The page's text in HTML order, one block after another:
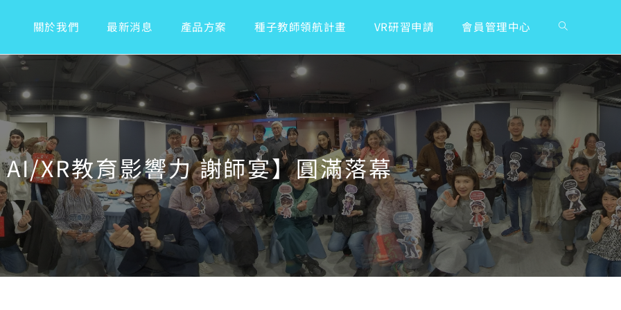
關於我們 最新消息 產品方案 種子教師領航計畫 VR研習申請 會員管理中心
XR教育影響力 謝師宴】圓滿落幕